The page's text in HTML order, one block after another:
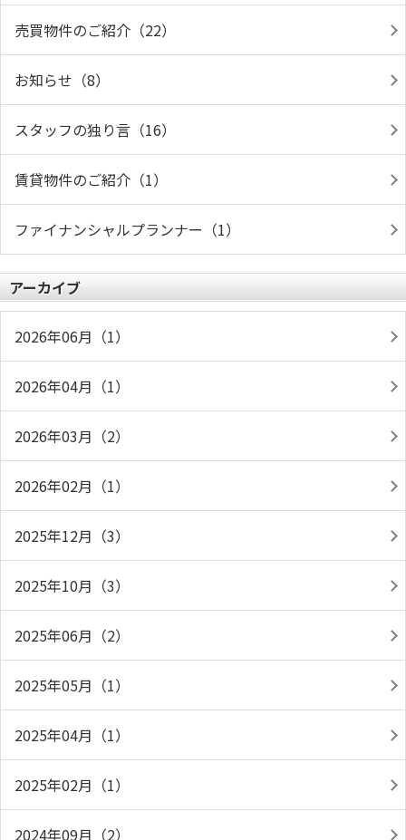
売買物件のご紹介（22）
お知らせ（8）
スタッフの独り言（16）
賃貸物件のご紹介（1）
ファイナンシャルプランナー（1）
アーカイブ
2026年06月（1）
2026年04月（1）
2026年03月（2）
2026年02月（1）
2025年12月（3）
2025年10月（3）
2025年06月（2）
2025年05月（1）
2025年04月（1）
2025年02月（1）
2024年09月（2）